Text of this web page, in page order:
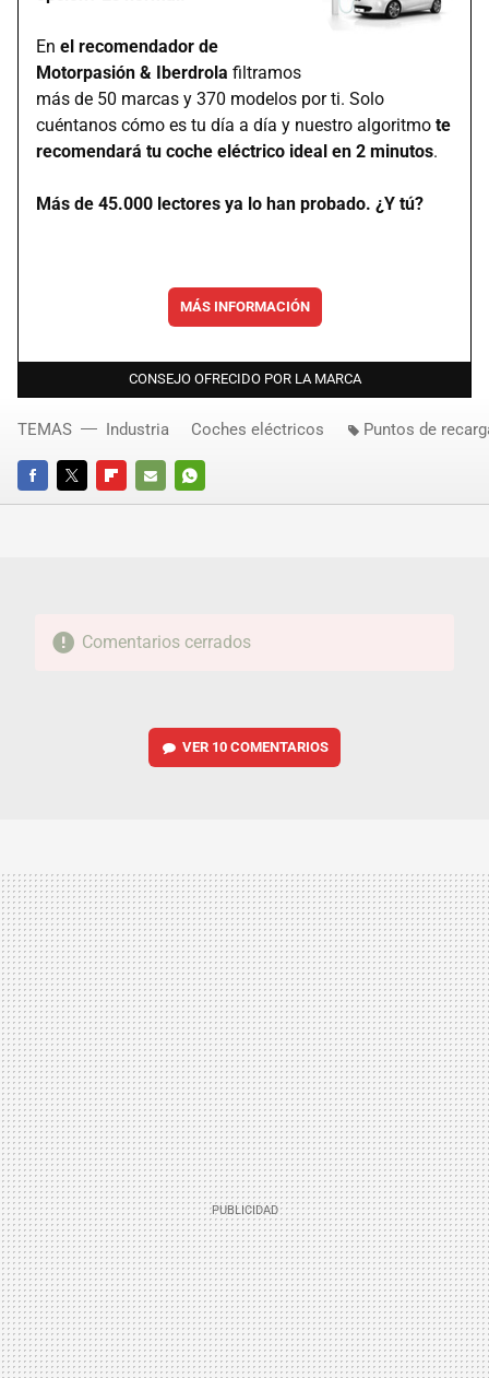
En el recomendador de
Motorpasión & Iberdrola filtramos
más de 50 marcas y 370 modelos por ti. Solo
cuéntanos cómo es tu día a día y nuestro algoritmo te
recomendará tu coche eléctrico ideal en 2 minutos.
Más de 45.000 lectores ya lo han probado. ¿Y tú?
MÁS INFORMACIÓN
CONSEJO OFRECIDO POR LA MARCA
FACEBOOKTWITTERFLIPBOARD
E-
WHATSAPP
TEMAS Industria Coches eléctricos Puntos de
Comentarios cerrados
VER 10 COMENTARIOS